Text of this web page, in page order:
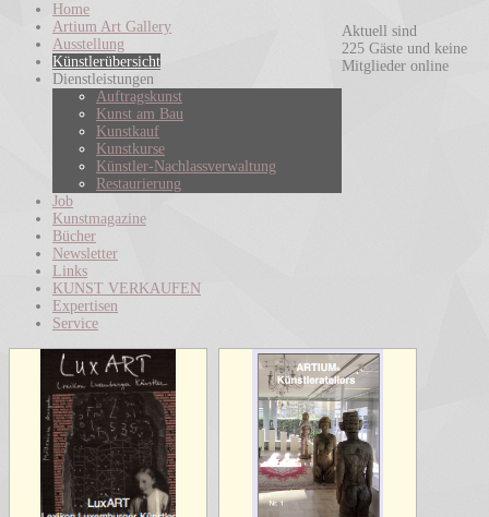
Home
Artium Art Gallery
Ausstellung
Künstlerübersicht
Dienstleistungen
Auftragskunst
Kunst am Bau
Kunstkauf
Kunstkurse
Künstler-Nachlassverwaltung
Restaurierung
Job
Kunstmagazine
Bücher
Newsletter
Links
KUNST VERKAUFEN
Expertisen
Service
Aktuell sind
225 Gäste und keine
Mitglieder online